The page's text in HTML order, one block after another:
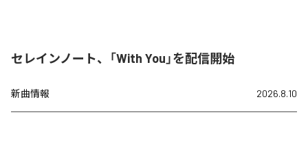
セレインノート、「With You」を配信開始
新曲情報 2026.8.10